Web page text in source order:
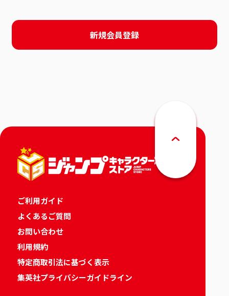
新規会員登録
ご利用ガイド
よくあるご質問
お問い合わせ
利用規約
特定商取引法に基づく表示
集英社プライバシーガイドライン